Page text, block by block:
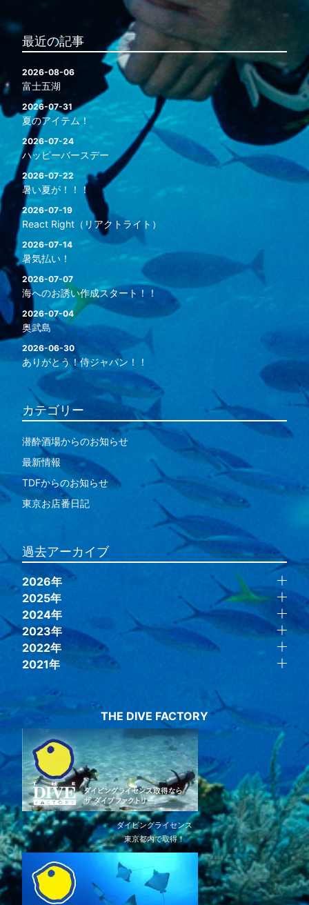
最近の記事
2026-08-06
富士五湖
2026-07-31
夏のアイテム！
2026-07-24
ハッピーバースデー
2026-07-22
暑い夏が！！！
2026-07-19
React Right（リアクトライト）
2026-07-14
暑気払い！
2026-07-07
海へのお誘い作成スタート！！
2026-07-04
奥武島
2026-06-30
ありがとう！侍ジャパン！！
カテゴリー
潜酔酒場からのお知らせ
最新情報
TDFからのお知らせ
東京お店番日記
過去アーカイブ
2026年
2025年
2024年
2023年
2022年
2021年
THE DIVE FACTORY
ダイビングライセンス
東京都内で取得！